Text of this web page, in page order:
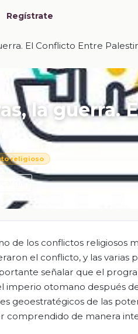
Regístrate
El Conflicto Entre
la
religioso
de los conflictos religiosos
el conflicto, y las
señalar que el
imperio otomano después
geoestratégicos de las
comprendido de manera